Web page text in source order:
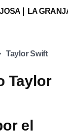
LA
Taylor Swift
Taylor
el